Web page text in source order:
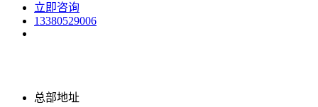
立即咨询
13380529006
总部地址